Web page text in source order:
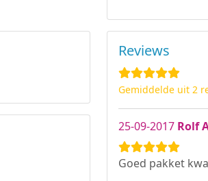
Reviews
Gemiddelde uit 2
25-09-2017 Rolf
Goed pakket